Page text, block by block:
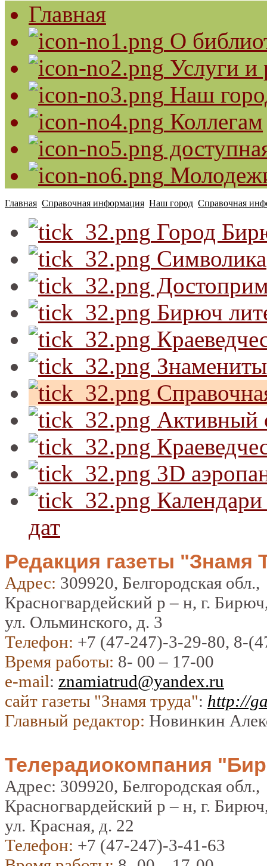
Главная
О
Услуги и
Наш
Коллегам
Главная Справочная информация Наш город Справочная
Город
Символика
Бирюч
Активный
3D
дат
Редакция газеты "Знамя
Адрес: 309920, Белгородская обл.,
Красногвардейский р – н, г.
ул. Ольминского, д. 3
Телефон: +7 (47-247)-3-29-80, 8-
Время работы: 8- 00 – 17-00
e-mail: znamiatrud@yandex.ru
сайт газеты "Знамя труда": http://
Главный редактор: Новинкин
Телерадиокомпания
Адрес: 309920, Белгородская обл.,
Красногвардейский р – н, г.
ул. Красная, д. 22
Телефон: +7 (47-247)-3-41-63